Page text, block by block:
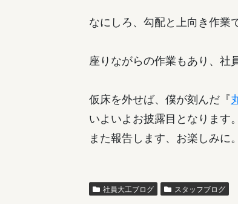
なにしろ、勾配と上向き作業
座りながらの作業もあり、社
仮床を外せば、僕が刻んだ『
いよいよお披露目となります。
また報告します、お楽しみに。
社員大工ブログ スタッフブログ